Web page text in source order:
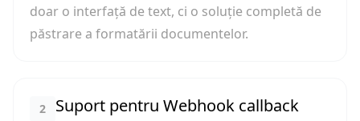
doar o interfață de text, ci o soluție completă de
păstrare a formatării documentelor.
2 Suport pentru Webhook callback